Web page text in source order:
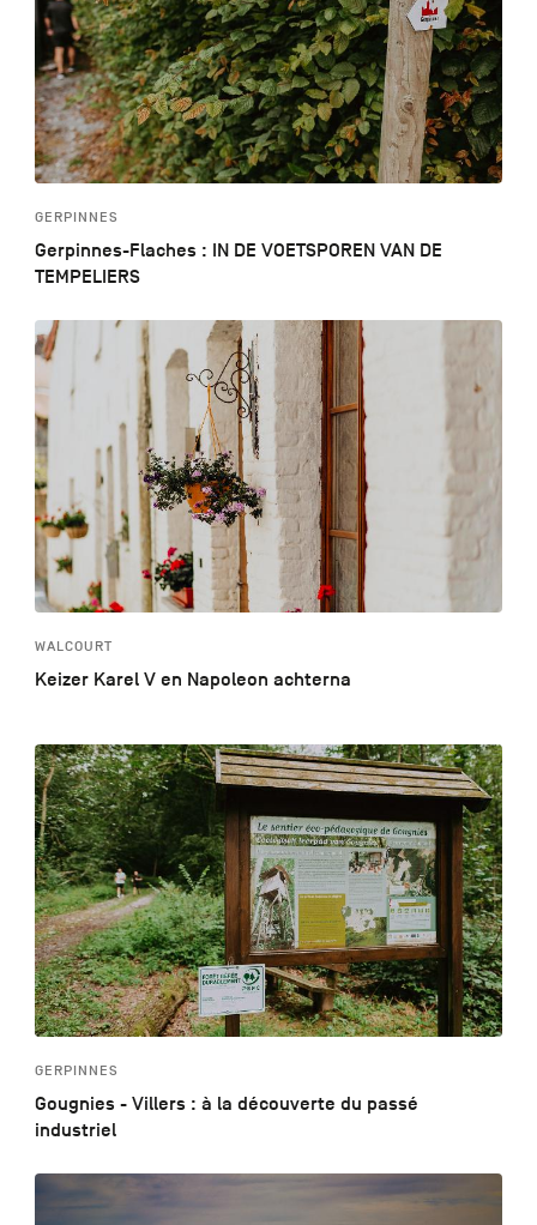
GERPINNES
Gerpinnes-Flaches : IN DE VOETSPOREN VAN DE
TEMPELIERS
WALCOURT
Keizer Karel V en Napoleon achterna
GERPINNES
Gougnies - Villers : à la découverte du passé
industriel